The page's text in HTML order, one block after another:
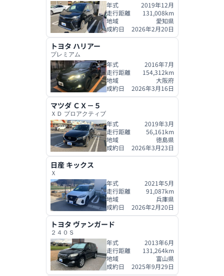
年式
2019年12月
走行距離
131,008km
地域
愛知県
成約日
2026年2月20日
トヨタ ハリアー
プレミアム
年式
2016年7月
走行距離
154,312km
地域
大阪府
成約日
2026年3月16日
マツダ ＣＸ－５
ＸＤ プロアクティブ
年式
2019年3月
走行距離
56,161 km
地域
徳島県
成約日
2026年3月23日
日産 キックス
Ｘ
年式
2021年5月
走行距離
91,087km
地域
兵庫県
成約日
2026年2月20日
トヨタ ヴァンガード
２４０Ｓ
年式
2013年6月
走行距離
131,264km
地域
富山県
成約日
2025年9月29日